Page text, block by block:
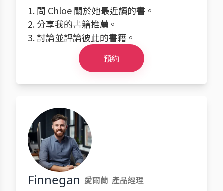
1. 問 Chloe 關於她最近讀的書。
2. 分享我的書籍推薦。
3. 討論並評論彼此的書籍。
預約
Finnegan 愛爾蘭 產品經理